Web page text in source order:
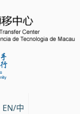
EN/中